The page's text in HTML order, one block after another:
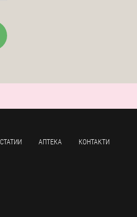
СТАТИИ АПТЕКА КОНТАКТИ